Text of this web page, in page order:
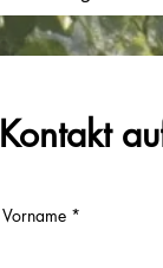
Kontakt
Vorname